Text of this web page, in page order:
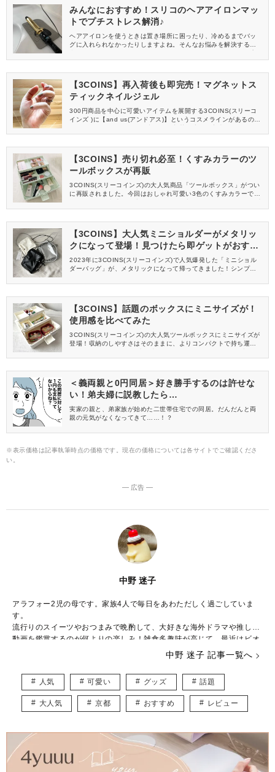
みんなにおすすめ！スリコのヘアアイロンマッ
トでプチストレス解消♪
ヘアアイロンを使うときは置き場所に困ったり、冷めるまでバッ
グに入れられなかったりしますよね。そんなお悩みを解決する便
ストレスが解消しますよ♪
【3COINS】再入荷後も即完売！マグネットス
ティックネイルジェル
300円商品を中心に可愛いアイテムを展開する3COINS(スリーコ
インズ )に【and us(アンドアス)】というコスメラインがあるのを
話題の「マグネットスティックネイルジェル」をご紹介します♪
【3COINS】売り切れ必至！くすみカラーのツ
ールボックスが再販
3COINS(スリーコインズ)の大人気商品「ツールボックス」がつい
に再販されました。今回はおしゃれ可愛い3色のくすみカラーで登
り切れ必至の商品なので、お早めにゲットしてください。
【3COINS】大人気ミニショルダーがメタリッ
クになって登場！見つけたら即ゲットがおすす
め！
2023年に3COINS(スリーコインズ)で人気爆発した「ミニショル
ダーバッグ」が、メタリックになって帰ってきました！シンプル
探す手間を解消してくれる超優秀アイテムです。あまりの使いや
【3COINS】話題のボックスにミニサイズが！
使用感を比べてみた
3COINS(スリーコインズ)の大人気ツールボックスにミニサイズが
登場！収納のしやすさはそのままに、よりコンパクトで持ち運び
まとめて片付けましょう♡
＜義両親と0円同居＞好き勝手するのは許せな
い！弟夫婦に説教したら…
実家の親と、弟家族が始めた二世帯住宅での同居。だんだんと両
親の元気がなくなってきて……！？
※表示価格は記事執筆時点の価格です。現在の価格については各サイトでご確認くださ
い。
― 広告 ―
中野 迷子
アラフォー2児の母です。家族4人で毎日をあわただしく過ごしていま
す。
流行りのスイーツやおつまみで晩酌して、大好きな海外ドラマや推しの
動画を鑑賞するのが何よりの楽しみ！雑食多趣味が高じて、最近はビオ
ラを弾いたり、ゲームにハマったり大忙し。
るリップクリームを買い、推しのダンスを完コピしたりと、推しへの愛
がとまりません。
中野 迷子 記事一覧へ
人気 可愛い グッズ 話題
大人気 京都 おすすめ レビュー